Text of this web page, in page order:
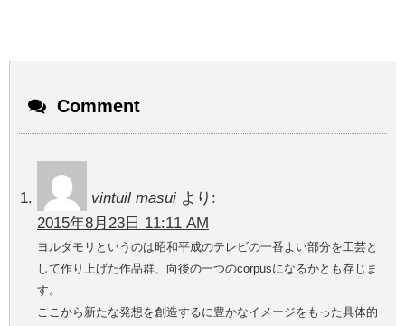
Comment
vintuil masui より:
2015年8月23日 11:11 AM
ヨルタモリというのは昭和平成のテレビの一番よい部分を工芸と
して作り上げた作品群、向後の一つのcorpusになるかとも存じま
す。
ここから新たな発想を創造するに豊かなイメージをもった具体的